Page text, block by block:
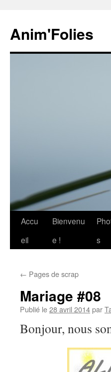
Anim'Folies
Aller
Accu
eil
Bienvenu
e !
s
← Pages de scrap
Mariage #08
Publié le28 avril 2014par
Bonjour, nous